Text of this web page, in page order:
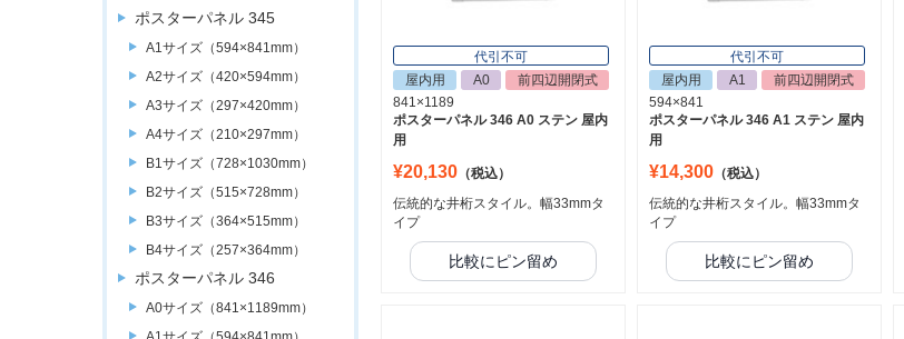
代引不可
屋内用
A0
前四辺開閉式
841×1189
ポスターパネル 346 A0 ステン 屋内
用
¥20,130 （税込）
伝統的な井桁スタイル。幅33mmタ
イプ
比較にピン留め
代引不可
屋内用
A1
前四辺開閉式
594×841
ポスターパネル 346 A1 ステン 屋内
用
¥14,300 （税込）
伝統的な井桁スタイル。幅33mmタ
イプ
比較にピン留め
ポスターパネル 345
A1サイズ（594×841mm）
A2サイズ（420×594mm）
A3サイズ（297×420mm）
A4サイズ（210×297mm）
B1サイズ（728×1030mm）
B2サイズ（515×728mm）
B3サイズ（364×515mm）
B4サイズ（257×364mm）
ポスターパネル 346
A0サイズ（841×1189mm）